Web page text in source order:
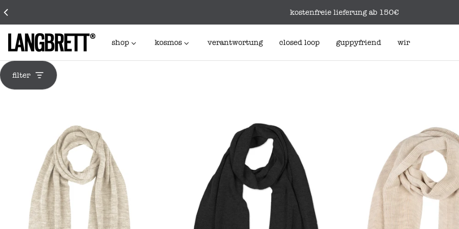
kostenfreie lieferung ab 150€
shop kosmos verantwortung closed loop guppyfriend wir
filter
accessoires frauen